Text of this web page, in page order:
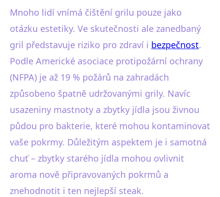
Mnoho lidí vnímá čištění grilu pouze jako
otázku estetiky. Ve skutečnosti ale zanedbaný
gril představuje riziko pro zdraví i bezpečnost.
Podle Americké asociace protipožární ochrany
(NFPA) je až 19 % požárů na zahradách
způsobeno špatně udržovanými grily. Navíc
usazeniny mastnoty a zbytky jídla jsou živnou
půdou pro bakterie, které mohou kontaminovat
vaše pokrmy. Důležitým aspektem je i samotná
chuť – zbytky starého jídla mohou ovlivnit
aroma nově připravovaných pokrmů a
znehodnotit i ten nejlepší steak.